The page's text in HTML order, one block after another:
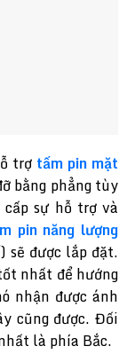
trợ tấm pin mặt
bằng phẳng tùy
sự hỗ trợ và
pin năng lượng
sẽ được lắp đặt.
nhất để hướng
nhận được ánh
cũng được. Đối
là phía Bắc.